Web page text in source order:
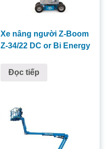
Xe nâng người Z-Boom
Z-34/22 DC or Bi Energy
Đọc tiếp